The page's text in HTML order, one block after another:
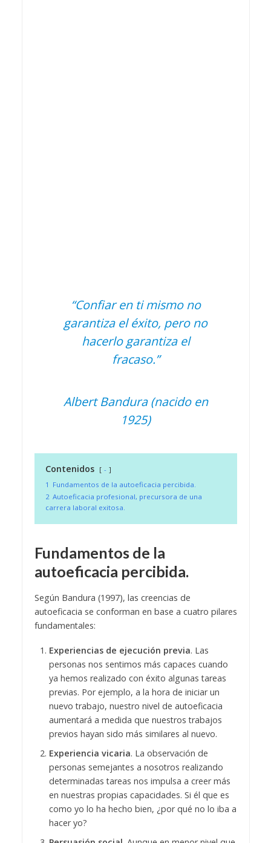
“Confiar en ti mismo no
garantiza el éxito, pero no
hacerlo garantiza el
fracaso.”
Albert Bandura (nacido en
1925)
Contenidos
-
1 Fundamentos de la autoeficacia percibida.
2 Autoeficacia profesional, precursora de una
carrera laboral exitosa.
Fundamentos de la
autoeficacia percibida.
Según Bandura (1997), las creencias de
autoeficacia se conforman en base a cuatro pilares
fundamentales:
Experiencias de ejecución previa. Las
personas nos sentimos más capaces cuando
ya hemos realizado con éxito algunas tareas
previas. Por ejemplo, a la hora de iniciar un
nuevo trabajo, nuestro nivel de autoeficacia
aumentará a medida que nuestros trabajos
previos hayan sido más similares al nuevo.
Experiencia vicaria. La observación de
personas semejantes a nosotros realizando
determinadas tareas nos impulsa a creer más
en nuestras propias capacidades. Si él que es
como yo lo ha hecho bien, ¿por qué no lo iba a
hacer yo?